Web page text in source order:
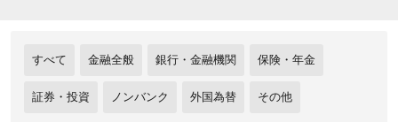
すべて 金融全般 銀行・金融機関 保険・年金
証券・投資 ノンバンク 外国為替 その他